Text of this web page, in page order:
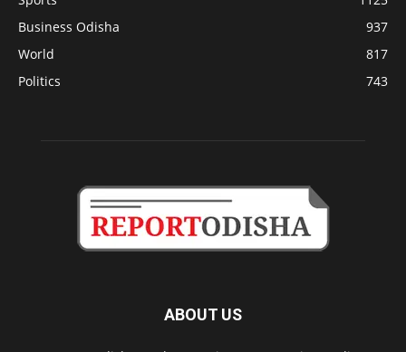
Business Odisha
937
World
817
Politics
743
ABOUT US